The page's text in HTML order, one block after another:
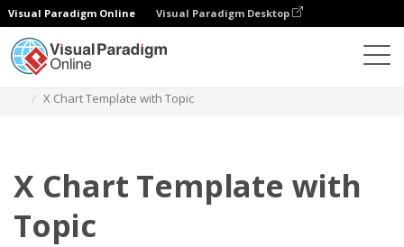
Visual Paradigm Online Visual Paradigm Desktop
X Chart Template with Topic
X Chart Template with
Topic